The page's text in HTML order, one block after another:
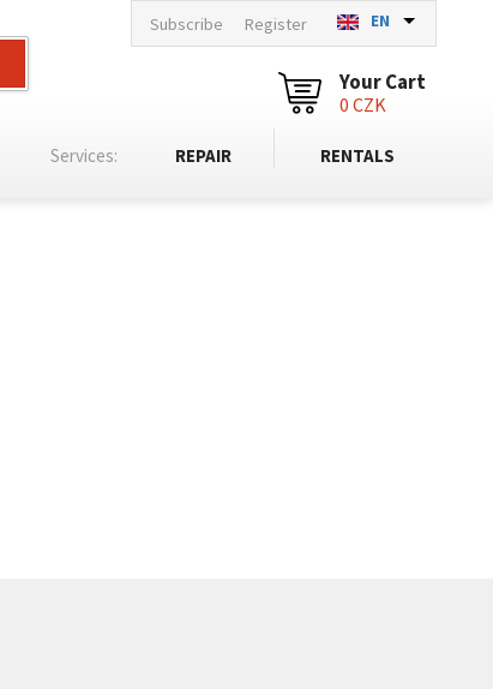
Subscribe Register EN
Your Cart
0 CZK
Services: REPAIR RENTALS